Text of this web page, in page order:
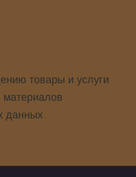
товары и услуги
материалов
данных